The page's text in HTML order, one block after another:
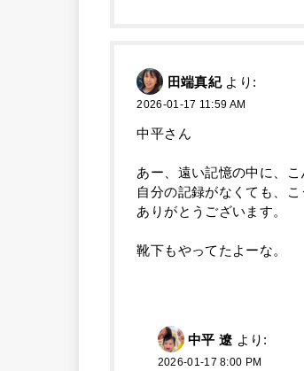
田端真紀 より:
2026-01-17 11:59 AM
中平さん
あー、遠い記憶の中に、
自分の記録がなくても、
ありがとうございます。
靴下もやってたよーな。
中平 遼 より:
2026-01-17 8:00 PM